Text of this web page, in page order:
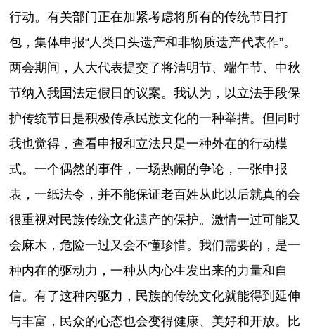
行动。有关部门正在加紧考虑将所有的传统节日打
包，集体申报“人类口头遗产和非物质遗产代表作”。
两会期间，人大代表提交了将清明节、端午节、中秋
节纳入我国法定假日的议案。我认为，以立法手段保
护传统节日是积极传承民族文化的一种举措。但同时
我也觉得，查看申报和立法只是一种外在的行动模
式。一个偶然的事件，一场热闹的争论，一张申报
表，一纸法令，并不能保证老百姓从此以后就真的会
很重视对民族传统文化遗产的保护。激情一过可能又
会麻木，危险一过又会不懂珍惜。我们需要的，是一
种内在的驱动力，一种从内心生发出来的力量和自
信。有了这种内驱力，民族的传统文化就能得到延伸
与丰富，民众的心态也会变得健康、美好和开放。比